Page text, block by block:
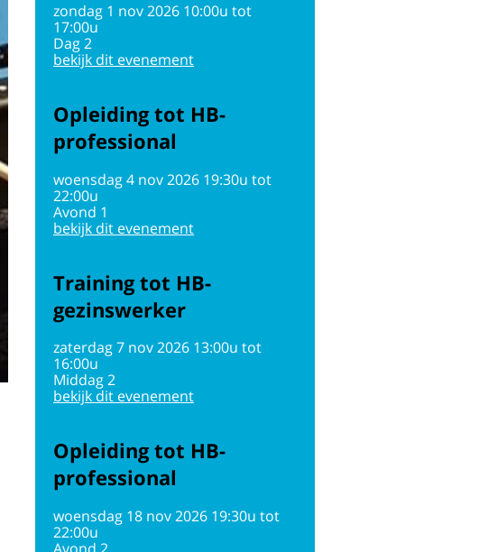
zondag 1 nov 2026 10:00u tot
17:00u
Dag 2
bekijk dit evenement
Opleiding tot HB-
professional
woensdag 4 nov 2026 19:30u tot
22:00u
Avond 1
bekijk dit evenement
Training tot HB-
gezinswerker
zaterdag 7 nov 2026 13:00u tot
16:00u
Middag 2
bekijk dit evenement
Opleiding tot HB-
professional
woensdag 18 nov 2026 19:30u tot
22:00u
Avond 2